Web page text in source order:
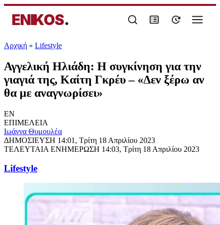
ENIKOS.
Αρχική » Lifestyle
Αγγελική Ηλιάδη: Η συγκίνηση για την
γιαγιά της, Καίτη Γκρέυ – «Δεν ξέρω αν
θα με αναγνωρίσει»
EN
ΕΠΙΜΕΛΕΙΑ
Ιωάννα Θυμουλέα
ΔΗΜΟΣΙΕΥΣΗ 14:01, Τρίτη 18 Απριλίου 2023
ΤΕΛΕΥΤΑΙΑ ΕΝΗΜΕΡΩΣΗ 14:03, Τρίτη 18 Απριλίου 2023
Lifestyle